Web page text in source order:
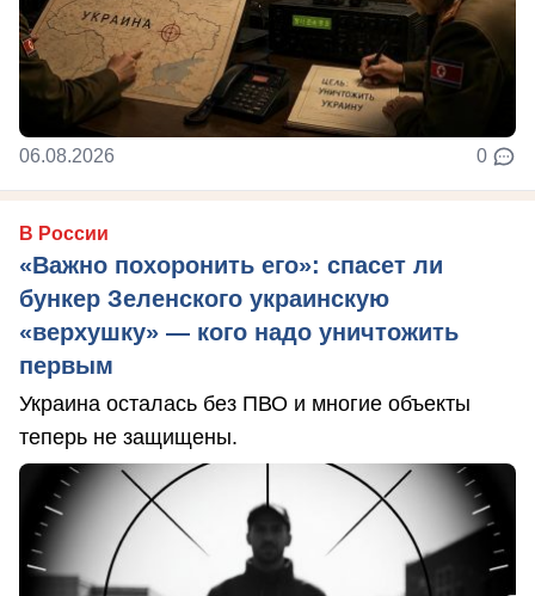
06.08.2026 0
В России
«Важно похоронить его»: спасет ли
бункер Зеленского украинскую
«верхушку» — кого надо уничтожить
первым
Украина осталась без ПВО и многие объекты
теперь не защищены.